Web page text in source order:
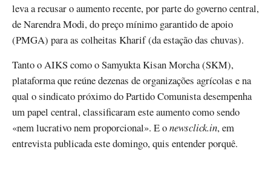
leva a recusar o aumento recente, por parte do governo central,
de Narendra Modi, do preço mínimo garantido de apoio
(PMGA) para as colheitas Kharif (da estação das chuvas).
Tanto o AIKS como o Samyukta Kisan Morcha (SKM),
plataforma que reúne dezenas de organizações agrícolas e na
qual o sindicato próximo do Partido Comunista desempenha
um papel central, classificaram este aumento como sendo
«nem lucrativo nem proporcional». E onewsclick.in, em
entrevista publicada este domingo, quis entender porquê.